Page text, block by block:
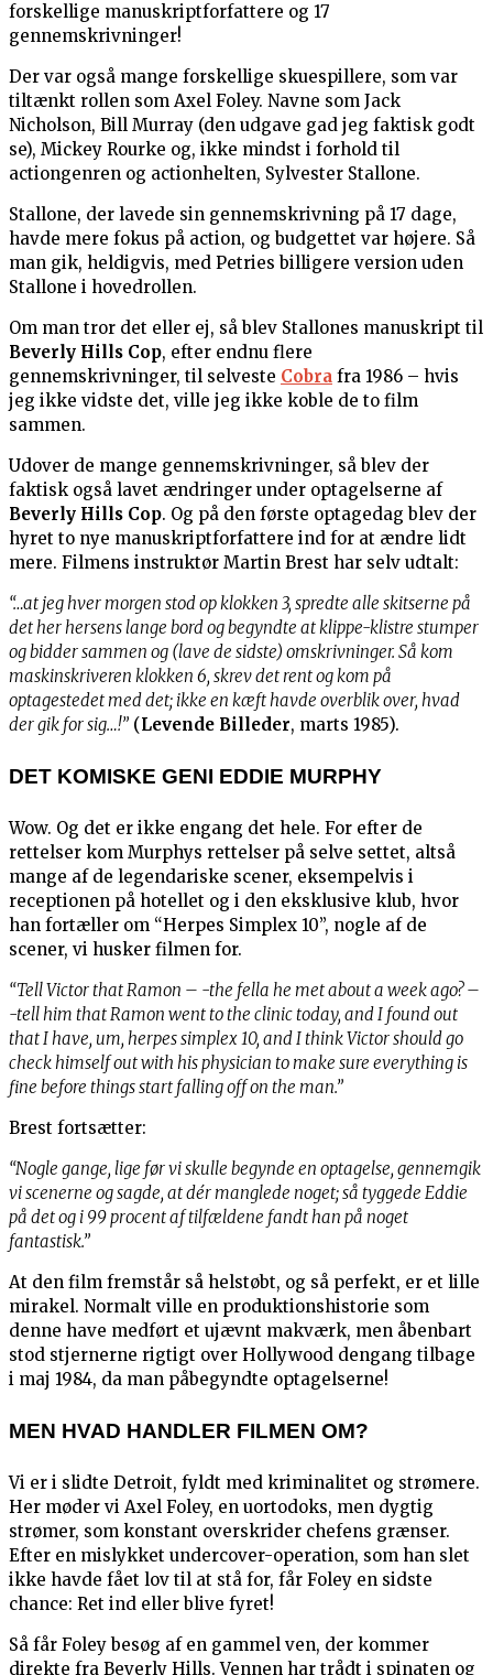
forskellige manuskriptforfattere og 17
gennemskrivninger!
Der var også mange forskellige skuespillere, som var
tiltænkt rollen som Axel Foley. Navne som Jack
Nicholson, Bill Murray (den udgave gad jeg faktisk godt
se), Mickey Rourke og, ikke mindst i forhold til
actiongenren og actionhelten, Sylvester Stallone.
Stallone, der lavede sin gennemskrivning på 17 dage,
havde mere fokus på action, og budgettet var højere. Så
man gik, heldigvis, med Petries billigere version uden
Stallone i hovedrollen.
Om man tror det eller ej, så blev Stallones manuskript til
Beverly Hills Cop, efter endnu flere
gennemskrivninger, til selveste Cobra fra 1986 – hvis
jeg ikke vidste det, ville jeg ikke koble de to film
sammen.
Udover de mange gennemskrivninger, så blev der
faktisk også lavet ændringer under optagelserne af
Beverly Hills Cop. Og på den første optagedag blev der
hyret to nye manuskriptforfattere ind for at ændre lidt
mere. Filmens instruktør Martin Brest har selv udtalt:
“…at jeg hver morgen stod op klokken 3, spredte alle skitserne på
det her hersens lange bord og begyndte at klippe-klistre stumper
og bidder sammen og (lave de sidste) omskrivninger. Så kom
maskinskriveren klokken 6, skrev det rent og kom på
optagestedet med det; ikke en kæft havde overblik over, hvad
der gik for sig…!” (Levende Billeder, marts 1985).
DET KOMISKE GENI EDDIE MURPHY
Wow. Og det er ikke engang det hele. For efter de
rettelser kom Murphys rettelser på selve settet, altså
mange af de legendariske scener, eksempelvis i
receptionen på hotellet og i den eksklusive klub, hvor
han fortæller om “Herpes Simplex 10”, nogle af de
scener, vi husker filmen for.
“Tell Victor that Ramon – -the fella he met about a week ago? –
-tell him that Ramon went to the clinic today, and I found out
that I have, um, herpes simplex 10, and I think Victor should go
check himself out with his physician to make sure everything is
fine before things start falling off on the man.”
Brest fortsætter:
“Nogle gange, lige før vi skulle begynde en optagelse, gennemgik
vi scenerne og sagde, at dér manglede noget; så tyggede Eddie
på det og i 99 procent af tilfældene fandt han på noget
fantastisk.”
At den film fremstår så helstøbt, og så perfekt, er et lille
mirakel. Normalt ville en produktionshistorie som
denne have medført et ujævnt makværk, men åbenbart
stod stjernerne rigtigt over Hollywood dengang tilbage
i maj 1984, da man påbegyndte optagelserne!
MEN HVAD HANDLER FILMEN OM?
Vi er i slidte Detroit, fyldt med kriminalitet og strømere.
Her møder vi Axel Foley, en uortodoks, men dygtig
strømer, som konstant overskrider chefens grænser.
Efter en mislykket undercover-operation, som han slet
ikke havde fået lov til at stå for, får Foley en sidste
chance: Ret ind eller blive fyret!
Så får Foley besøg af en gammel ven, der kommer
direkte fra Beverly Hills. Vennen har trådt i spinaten og